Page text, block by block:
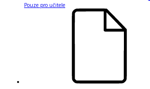
Pouze pro učitele